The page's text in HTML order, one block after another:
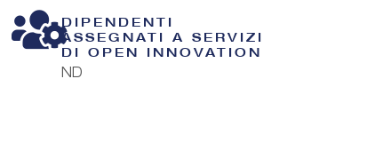
DIPENDENTI
ASSEGNATI A SERVIZI
DI OPEN INNOVATION
ND